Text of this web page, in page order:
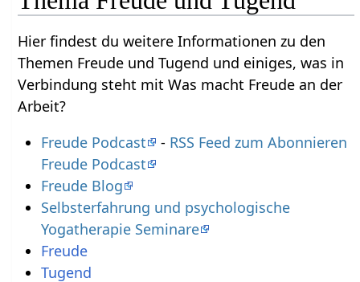
Hier findest du weitere Informationen zu den
Themen Freude und Tugend und einiges, was in
Verbindung steht mit Was macht Freude an der
Arbeit?
Freude Podcast
- RSS Feed zum Abonnieren
Freude Podcast
Freude Blog
Selbsterfahrung und psychologische
Yogatherapie Seminare
Freude
Tugend